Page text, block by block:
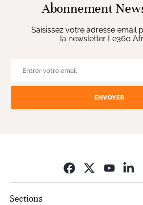
Abonnement
Saisissez votre adresse email
la newsletter Le360
ENVOYER
Sections